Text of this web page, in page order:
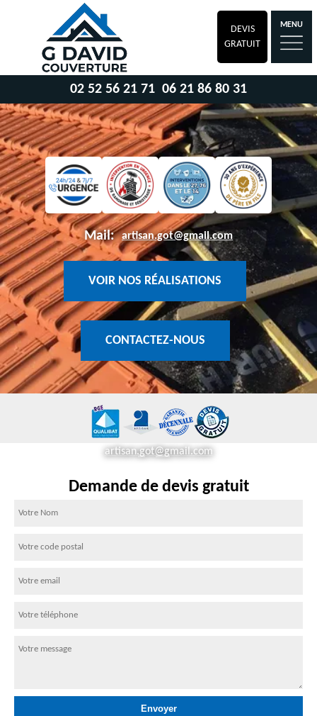
DEVIS
GRATUIT
MENU
02 52 56 21 71 06 21 86 80 31
Mail: artisan.got@gmail.com
VOIR NOS RÉALISATIONS
CONTACTEZ-NOUS
artisan.got@gmail.com
Demande de devis gratuit